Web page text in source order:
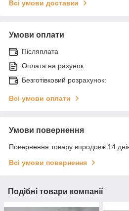
Всі умови доставки
Умови оплати
Післяплата
Оплата на рахунок
Безготівковий розрахунок:
Всі умови оплати
Умови повернення
Повернення товару впродовж 14
Всі умови повернення
Подібні товари компанії